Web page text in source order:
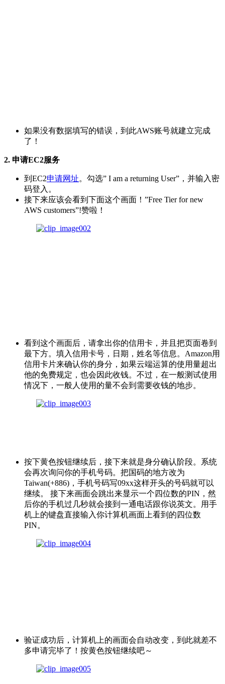
如果没有数据填写的错误，到此AWS账号就建立完成
了！
2. 申请EC2服务
到EC2申请网址。勾选” I am a returning User”，并输入密
码登入。
接下来应该会看到下面这个画面！”Free Tier for new
AWS customers”!赞啦！
看到这个画面后，请拿出你的信用卡，并且把页面卷到
最下方。填入信用卡号，日期，姓名等信息。Amazon用
信用卡片来确认你的身分，如果云端运算的使用量超出
他的免费规定，也会因此收钱。不过，在一般测试使用
情况下，一般人使用的量不会到需要收钱的地步。
按下黄色按钮继续后，接下来就是身分确认阶段。系统
会再次询问你的手机号码。把国码的地方改为
Taiwan(+886)，手机号码写09xx这样开头的号码就可以
继续。 接下来画面会跳出来显示一个四位数的PIN，然
后你的手机过几秒就会接到一通电话跟你说英文。用手
机上的键盘直接输入你计算机画面上看到的四位数
PIN。
验证成功后，计算机上的画面会自动改变，到此就差不
多申请完毕了！按黄色按钮继续吧～